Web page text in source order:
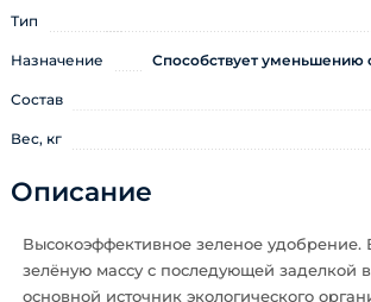
Тип
Назначение Способствует уменьшению
Состав
Вес, кг
Описание
Высокоэффективное зеленое удобрение.
зелёную массу с последующей заделкой
основной источник экологического